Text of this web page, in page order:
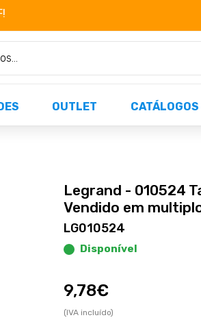
Não perca já as centenas de
OUTLET CATÁLOGOS
Legrand - 010524
Vendido em
LG010524
Disponível
9,78€
(IVA incluído)